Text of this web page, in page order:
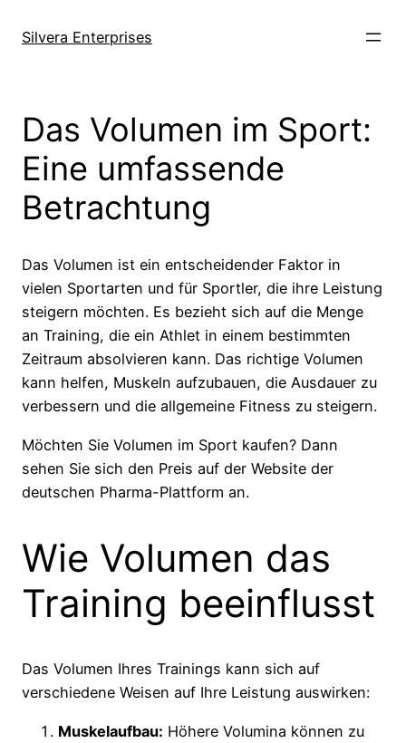
Silvera Enterprises
Das Volumen im Sport:
Eine umfassende
Betrachtung
Das Volumen ist ein entscheidender Faktor in
vielen Sportarten und für Sportler, die ihre Leistung
steigern möchten. Es bezieht sich auf die Menge
an Training, die ein Athlet in einem bestimmten
Zeitraum absolvieren kann. Das richtige Volumen
kann helfen, Muskeln aufzubauen, die Ausdauer zu
verbessern und die allgemeine Fitness zu steigern.
Möchten Sie Volumen im Sport kaufen? Dann
sehen Sie sich den Preis auf der Website der
deutschen Pharma-Plattform an.
Wie Volumen das
Training beeinflusst
Das Volumen Ihres Trainings kann sich auf
verschiedene Weisen auf Ihre Leistung auswirken:
Muskelaufbau: Höhere Volumina können zu